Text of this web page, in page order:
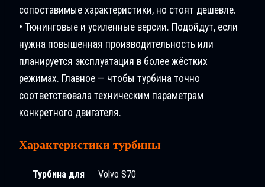
сопоставимые характеристики, но стоят дешевле.
• Тюнинговые и усиленные версии. Подойдут, если
нужна повышенная производительность или
планируется эксплуатация в более жёстких
режимах. Главное — чтобы турбина точно
соответствовала техническим параметрам
конкретного двигателя.
Характеристики турбины
Турбина для Volvo S70